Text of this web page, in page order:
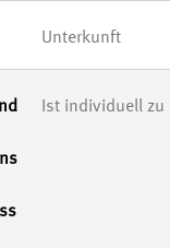
Unterkunft
Ist individuell